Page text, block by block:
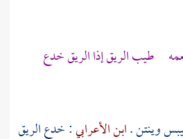
طيب الريق إذا الريق خدع
وينتن .ابن الأعرابي: خدع الريق